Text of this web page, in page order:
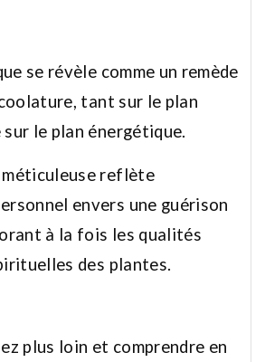
se révèle comme un remède
tant sur le plan
le plan énergétique.
reflète
envers une guérison
à la fois les qualités
des plantes.
plus loin et comprendre en